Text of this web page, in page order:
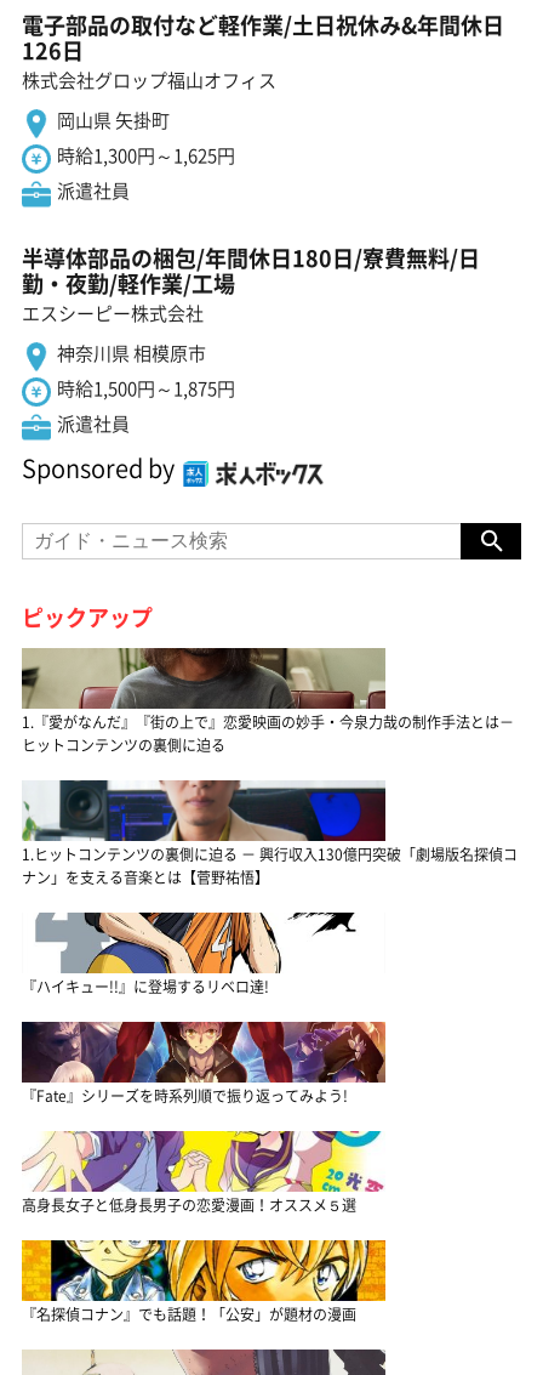
電子部品の取付など軽作業/土日祝休み&年間休日
126日
株式会社グロップ福山オフィス
岡山県 矢掛町
時給1,300円～1,625円
派遣社員
半導体部品の梱包/年間休日180日/寮費無料/日
勤・夜勤/軽作業/工場
エスシーピー株式会社
神奈川県 相模原市
時給1,500円～1,875円
派遣社員
Sponsored by
ピックアップ
1.『愛がなんだ』『街の上で』恋愛映画の妙手・今泉力哉の制作手法とは－
ヒットコンテンツの裏側に迫る
1.ヒットコンテンツの裏側に迫る － 興行収入130億円突破「劇場版名探偵コ
ナン」を支える音楽とは【菅野祐悟】
『ハイキュー!!』に登場するリベロ達!
『Fate』シリーズを時系列順で振り返ってみよう!
高身長女子と低身長男子の恋愛漫画！オススメ５選
『名探偵コナン』でも話題！「公安」が題材の漫画